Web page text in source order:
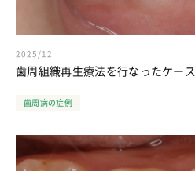
2025/12
歯周組織再生療法を行なったケース
歯周病の症例